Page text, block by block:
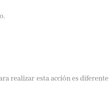
realizar esta acción es diferente